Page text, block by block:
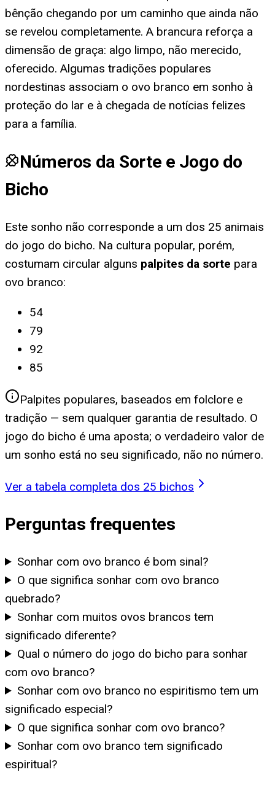
bênção chegando por um caminho que ainda não
se revelou completamente. A brancura reforça a
dimensão de graça: algo limpo, não merecido,
oferecido. Algumas tradições populares
nordestinas associam o ovo branco em sonho à
proteção do lar e à chegada de notícias felizes
para a família.
Números da Sorte e Jogo do
Bicho
Este sonho não corresponde a um dos 25 animais
do jogo do bicho. Na cultura popular, porém,
costumam circular alguns palpites da sorte para
ovo branco:
54
79
92
85
Palpites populares, baseados em folclore e
tradição — sem qualquer garantia de resultado. O
jogo do bicho é uma aposta; o verdadeiro valor de
um sonho está no seu significado, não no número.
Ver a tabela completa dos 25 bichos
Perguntas frequentes
Sonhar com ovo branco é bom sinal?
O que significa sonhar com ovo branco
quebrado?
Sonhar com muitos ovos brancos tem
significado diferente?
Qual o número do jogo do bicho para sonhar
com ovo branco?
Sonhar com ovo branco no espiritismo tem um
significado especial?
O que significa sonhar com ovo branco?
Sonhar com ovo branco tem significado
espiritual?